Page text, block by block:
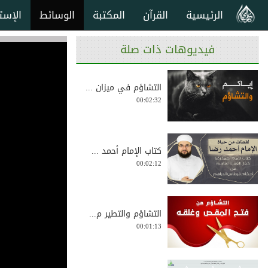
الوسائط المكتبة القرآن الرئيسية
فيديوهات ذات صلة
التشاؤم في ميزان ...
00:02:32
كتاب الإمام أحمد ...
00:02:12
التشاؤم والتطير م...
00:01:13